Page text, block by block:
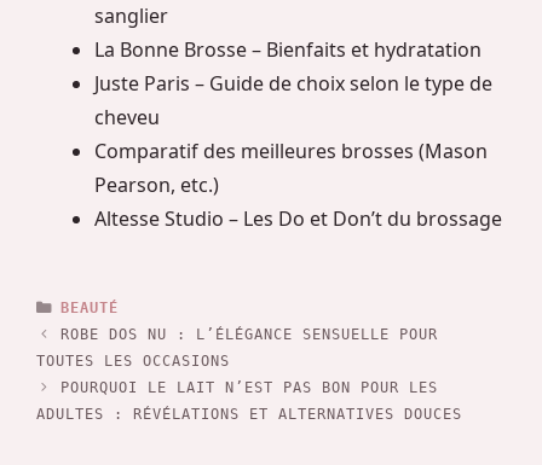
sanglier
La Bonne Brosse – Bienfaits et hydratation
Juste Paris – Guide de choix selon le type de
cheveu
Comparatif des meilleures brosses (Mason
Pearson, etc.)
Altesse Studio – Les Do et Don’t du brossage
CATÉGORIES
BEAUTÉ
ROBE DOS NU : L’ÉLÉGANCE SENSUELLE POUR
TOUTES LES OCCASIONS
POURQUOI LE LAIT N’EST PAS BON POUR LES
ADULTES : RÉVÉLATIONS ET ALTERNATIVES DOUCES